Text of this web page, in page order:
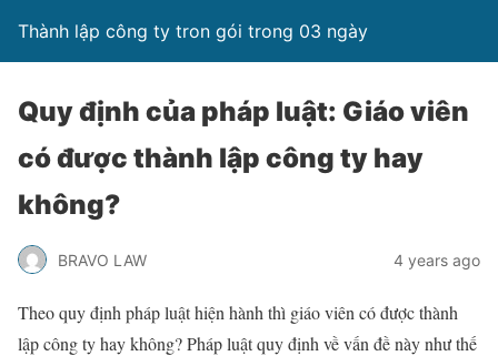
Thành lập công ty tron gói trong 03 ngày
Quy định của pháp luật: Giáo viên
có được thành lập công ty hay
không?
BRAVO LAW 4 years ago
Theo quy định pháp luật hiện hành thì giáo viên có được thành
lập công ty hay không? Pháp luật quy định về vấn đề này như thế